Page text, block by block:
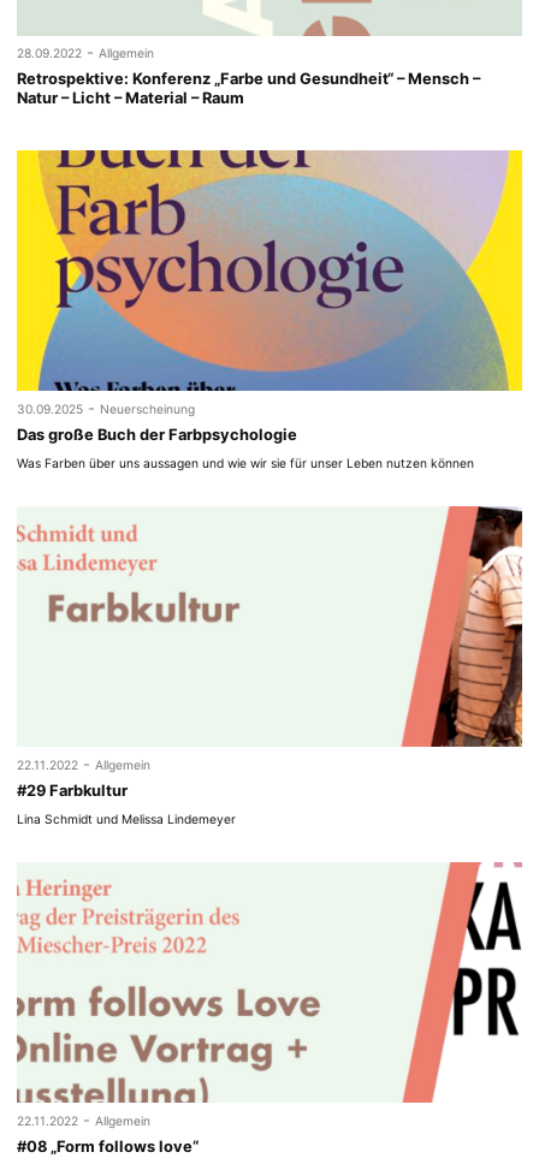
28.09.2022 - Allgemein
Retrospektive: Konferenz „Farbe und Gesundheit“ – Mensch –
Natur – Licht – Material – Raum
30.09.2025 - Neuerscheinung
Das große Buch der Farbpsychologie
Was Farben über uns aussagen und wie wir sie für unser Leben nutzen können
22.11.2022 - Allgemein
#29 Farbkultur
Lina Schmidt und Melissa Lindemeyer
22.11.2022 - Allgemein
#08 „Form follows love“